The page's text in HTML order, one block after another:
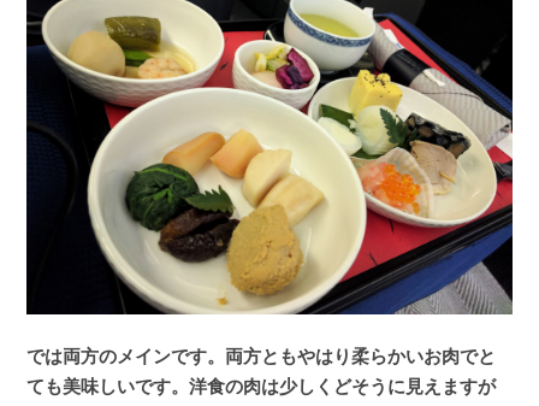
では両方のメインです。両方ともやはり柔らかいお肉でと
ても美味しいです。洋食の肉は少しくどそうに見えますが